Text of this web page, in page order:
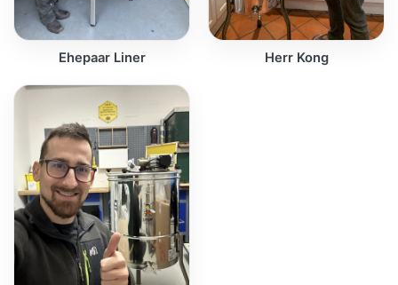
Ehepaar Liner Herr Kong